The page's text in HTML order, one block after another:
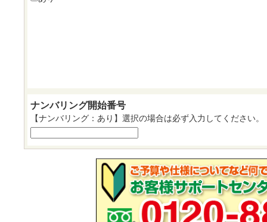
ナンバリング開始番号
【ナンバリング：あり】選択の場合は必ず入力してください。